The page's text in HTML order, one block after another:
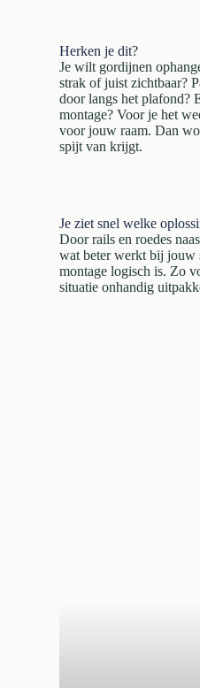
Herken je dit?
Je wilt gordijnen
strak of juist zichtbaar?
door langs het plafond?
montage? Voor je het
voor jouw raam. Dan
spijt van krijgt.
Je ziet snel welke
Door rails en roedes
wat beter werkt bij jouw
montage logisch is. Zo
situatie onhandig